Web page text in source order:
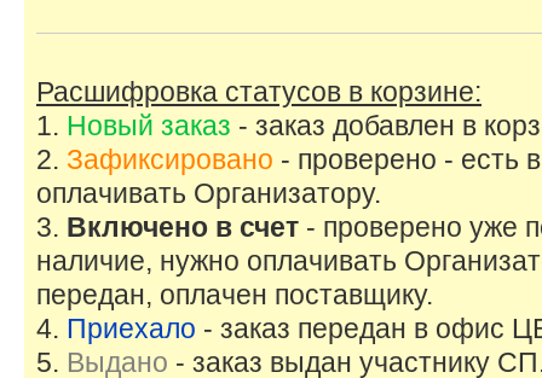
Расшифровка статусов в корзине:
1. Новый заказ - заказ добавлен в
2. Зафиксировано - проверено - есть
оплачивать Организатору.
3. Включено в счет - проверено уже
наличие, нужно оплачивать
передан, оплачен поставщику.
4. Приехало - заказ передан в офис
5. Выдано - заказ выдан участнику